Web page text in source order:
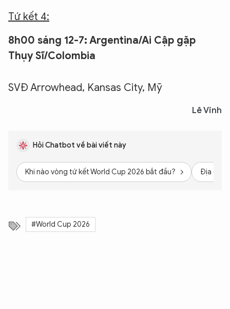
Tứ kết 4:
8h00 sáng 12-7: Argentina/Ai Cập gặp
Thụy Sĩ/Colombia
SVĐ Arrowhead, Kansas City, Mỹ
Lê Vinh
Hỏi Chatbot về bài viết này
Khi nào vòng tứ kết World Cup 2026 bắt đầu? Địa
#World Cup 2026